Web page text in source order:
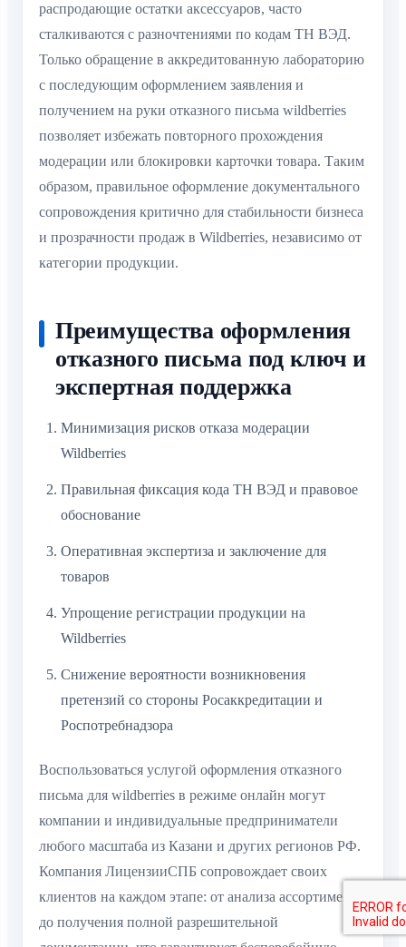
распродающие остатки аксессуаров, часто
сталкиваются с разночтениями по кодам ТН ВЭД.
Только обращение в аккредитованную лабораторию
с последующим оформлением заявления и
получением на руки отказного письма wildberries
позволяет избежать повторного прохождения
модерации или блокировки карточки товара. Таким
образом, правильное оформление документального
сопровождения критично для стабильности бизнеса
и прозрачности продаж в Wildberries, независимо от
категории продукции.
Преимущества оформления
отказного письма под ключ и
экспертная поддержка
Минимизация рисков отказа модерации
Wildberries
Правильная фиксация кода ТН ВЭД и правовое
обоснование
Оперативная экспертиза и заключение для
товаров
Упрощение регистрации продукции на
Wildberries
Снижение вероятности возникновения
претензий со стороны Росаккредитации и
Роспотребнадзора
Воспользоваться услугой оформления отказного
письма для wildberries в режиме онлайн могут
компании и индивидуальные предприниматели
любого масштаба из Казани и других регионов РФ.
Компания ЛицензииСПБ сопровождает своих
клиентов на каждом этапе: от анализа ассортимента
до получения полной разрешительной